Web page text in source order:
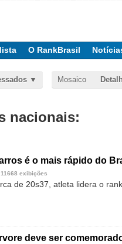
O RankBrasil
Mosaico
nacionais:
é o mais rápido do
11668 exibições
de 20s37, atleta lidera o
deve ser